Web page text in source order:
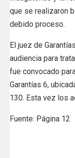
que se realizaron
debido proceso.
El juez de
audiencia para
fue convocado
Garantías 6,
130. Esta vez los
Fuente: Página 12